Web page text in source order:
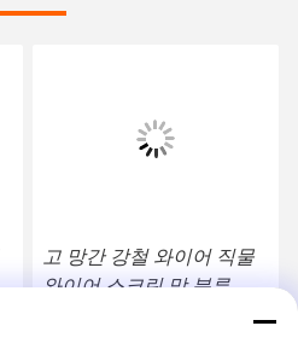
고 망간 강철 와이어 직물
와이어 스크린 망 분류 및